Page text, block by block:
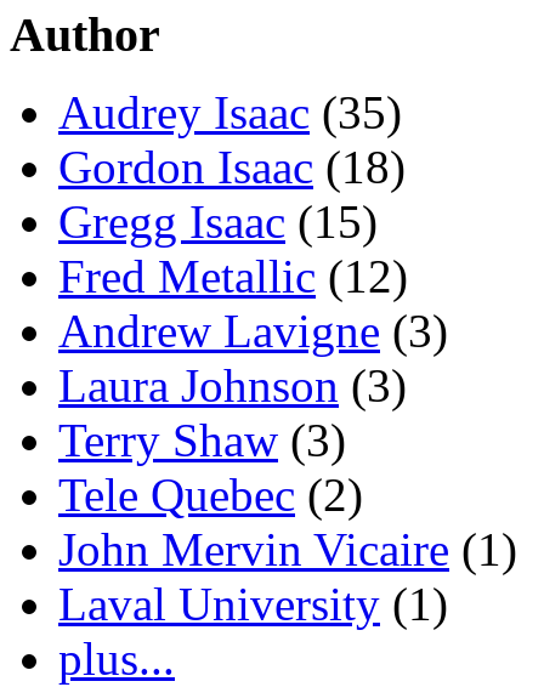
Author
Audrey Isaac (35)
Gordon Isaac (18)
Gregg Isaac (15)
Fred Metallic (12)
Andrew Lavigne (3)
Laura Johnson (3)
Terry Shaw (3)
Tele Quebec (2)
John Mervin Vicaire (1)
Laval University (1)
plus...